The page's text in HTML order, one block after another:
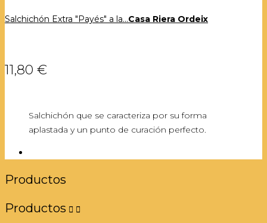
Salchichón Extra "Payés" a la...Casa Riera Ordeix
11,80 €
Salchichón que se caracteriza por su forma
aplastada y un punto de curación perfecto.
Productos
Productos  